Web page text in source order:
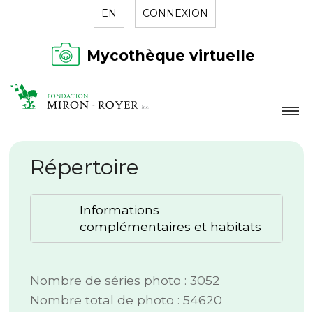
EN CONNEXION
Mycothèque virtuelle
LA FONDATION
NOUVELLES
RÉPERTOIRE
Répertoire
Informations
complémentaires et habitats
Nombre de séries photo : 3052
Nombre total de photo : 54620